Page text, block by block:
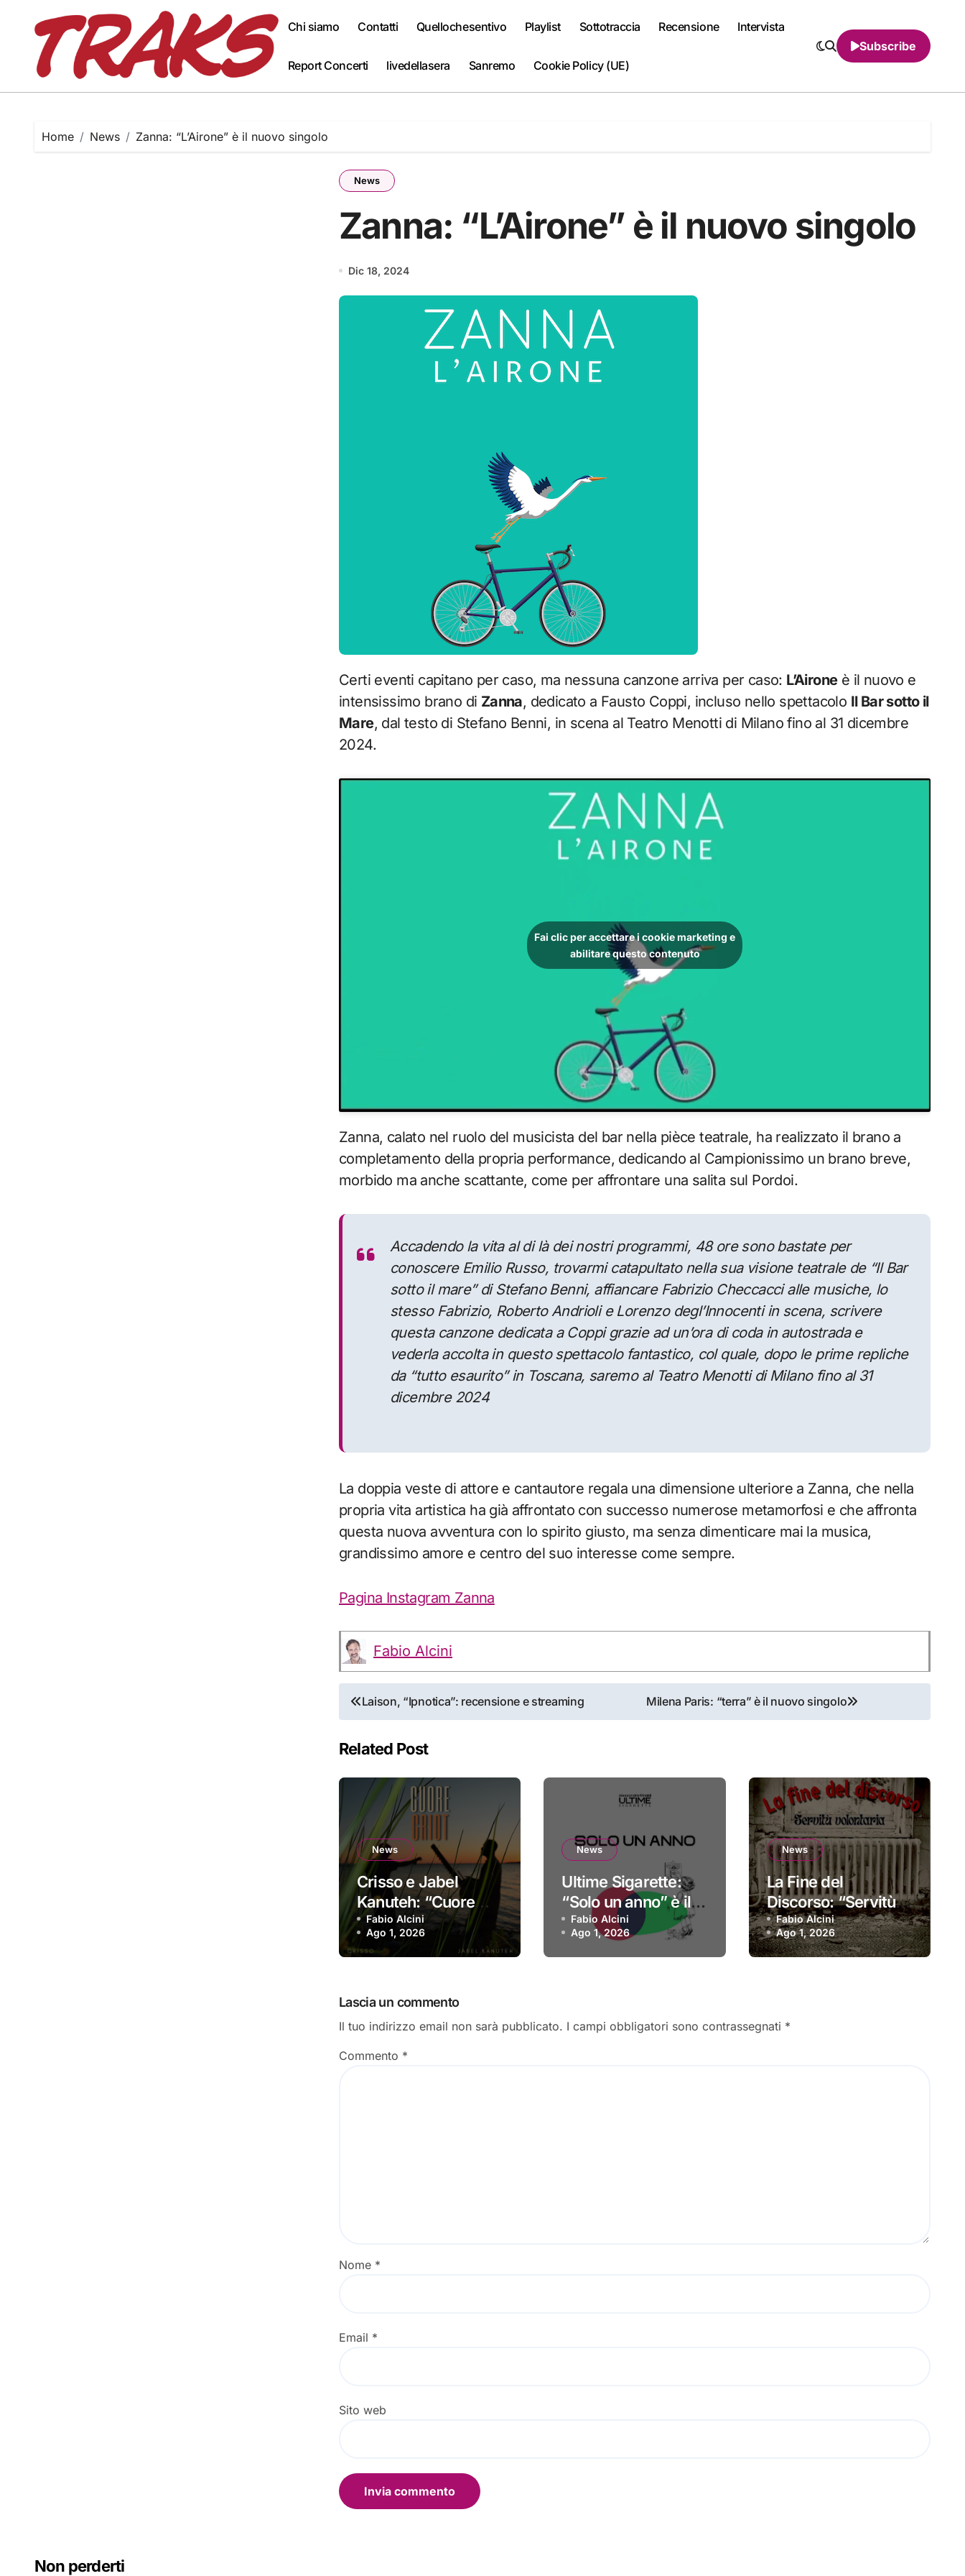
content
Chi siamo Contatti Quellochesentivo Playlist Sottotraccia Recensione Intervista
Report Concerti livedellasera Sanremo Cookie Policy (UE)
Subscribe
Home News Zanna: “L’Airone” è il nuovo singolo
News
Zanna: “L’Airone” è il nuovo singolo
Dic 18, 2024
Certi eventi capitano per caso, ma nessuna canzone arriva per caso: L’Aironeè il nuovo e
intensissimo brano di Zanna, dedicato a Fausto Coppi, incluso nello spettacolo Il Bar sotto il
Mare, dal testo di Stefano Benni, in scena al Teatro Menotti di Milano fino al 31 dicembre
2024.
Fai clic per accettare i cookie marketing e
abilitare questo contenuto
Zanna, calato nel ruolo del musicista del bar nella pièce teatrale, ha realizzato il brano a
completamento della propria performance, dedicando al Campionissimo un brano breve,
morbido ma anche scattante, come per affrontare una salita sul Pordoi.
Accadendo la vita al di là dei nostri programmi, 48 ore sono bastate per
conoscere Emilio Russo, trovarmi catapultato nella sua visione teatrale de “Il Bar
sotto il mare” di Stefano Benni, affiancare Fabrizio Checcacci alle musiche, lo
stesso Fabrizio, Roberto Andrioli e Lorenzo degl’Innocenti in scena, scrivere
questa canzone dedicata a Coppi grazie ad un’ora di coda in autostrada e
vederla accolta in questo spettacolo fantastico, col quale, dopo le prime repliche
da “tutto esaurito” in Toscana, saremo al Teatro Menotti di Milano fino al 31
dicembre 2024
La doppia veste di attore e cantautore regala una dimensione ulteriore a Zanna, che nella
propria vita artistica ha già affrontato con successo numerose metamorfosi e che affronta
questa nuova avventura con lo spirito giusto, ma senza dimenticare mai la musica,
grandissimo amore e centro del suo interesse come sempre.
Pagina Instagram Zanna
Fabio Alcini
Navigazione
articoli
Laison, “Ipnotica”: recensione e streaming Milena Paris: “terra” è il nuovo singolo
Related Post
News
Crisso e Jabel
Kanuteh: “Cuore
Griot” è il nuovo
video
Fabio Alcini
Ago 1, 2026
News
Ultime Sigarette:
“Solo un anno” è il
singolo d’esordio
Fabio Alcini
Ago 1, 2026
News
La Fine del
Discorso: “Servitù
volontaria” è il
primo singolo
Fabio Alcini
Ago 1, 2026
Lascia un commento
Il tuo indirizzo email non sarà pubblicato. I campi obbligatori sono contrassegnati *
Commento *
Nome *
Email *
Sito web
Non perderti